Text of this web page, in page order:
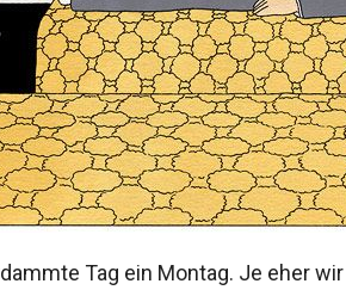
Tag ein Montag. Je eher